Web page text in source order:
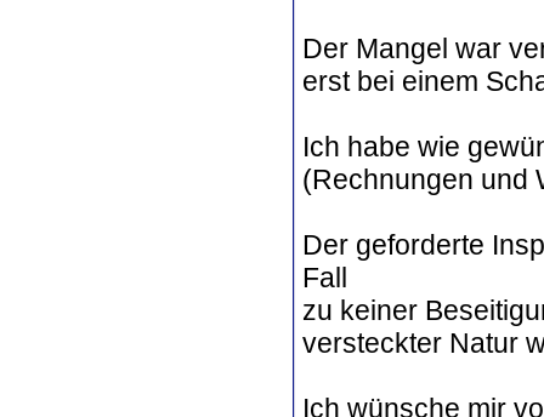
Der Mangel war
erst bei einem
Ich habe wie
(Rechnungen und
Der geforderte
Fall
zu keiner
versteckter Natur
Ich wünsche mir